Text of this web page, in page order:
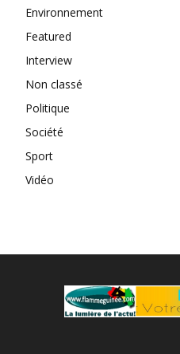
Environnement
Featured
Interview
Non classé
Politique
Société
Sport
Vidéo